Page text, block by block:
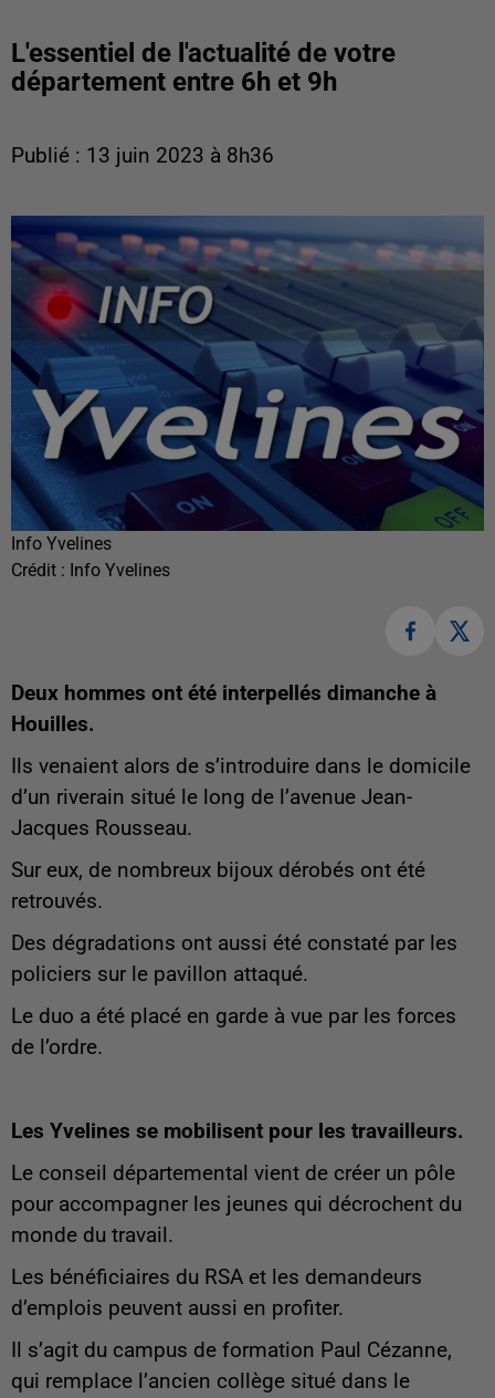
L'essentiel de l'actualité de votre
département entre 6h et 9h
Publié : 13 juin 2023 à 8h36
Info Yvelines
Crédit : Info Yvelines
Deux hommes ont été interpellés dimanche à
Houilles.
Ils venaient alors de s’introduire dans le domicile
d’un riverain situé le long de l’avenue Jean-
Jacques Rousseau.
Sur eux, de nombreux bijoux dérobés ont été
retrouvés.
Des dégradations ont aussi été constaté par les
policiers sur le pavillon attaqué.
Le duo a été placé en garde à vue par les forces
de l’ordre.
Les Yvelines se mobilisent pour les travailleurs.
Le conseil départemental vient de créer un pôle
pour accompagner les jeunes qui décrochent du
monde du travail.
Les bénéficiaires du RSA et les demandeurs
d’emplois peuvent aussi en profiter.
Il s’agit du campus de formation Paul Cézanne,
qui remplace l’ancien collège situé dans le